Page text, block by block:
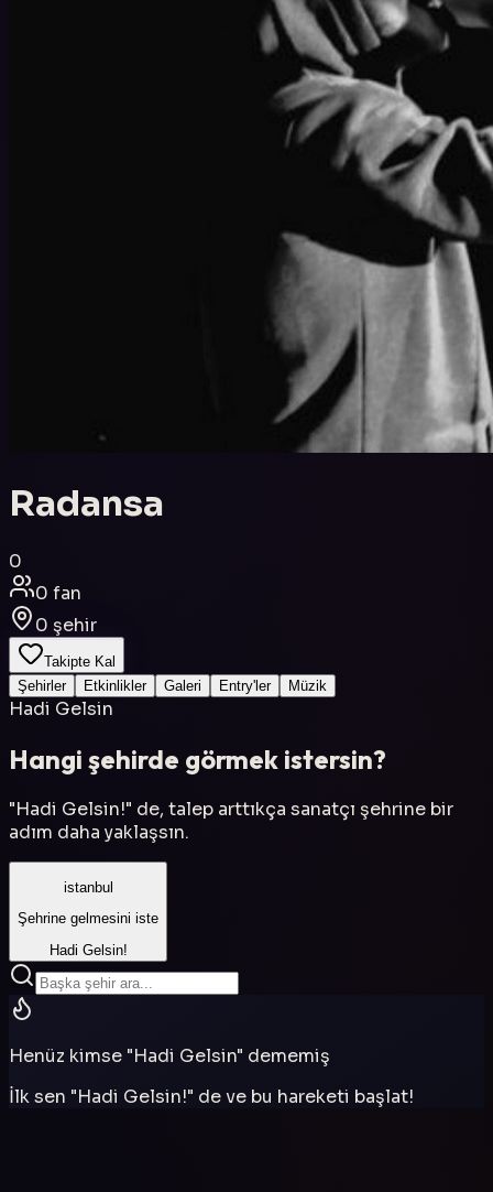
Radansa
0
0 fan
0 şehir
Takipte Kal
Şehirler
Etkinlikler Galeri Entry'ler Müzik
Hadi Gelsin
Hangi şehirde görmek istersin?
"Hadi Gelsin!" de, talep arttıkça sanatçı şehrine bir
adım daha yaklaşsın.
istanbul
Şehrine gelmesini iste
Hadi Gelsin!
Henüz kimse "Hadi Gelsin" dememiş
İlk sen "Hadi Gelsin!" de ve bu hareketi başlat!